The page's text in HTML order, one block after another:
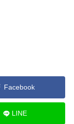
Facebook
LINE